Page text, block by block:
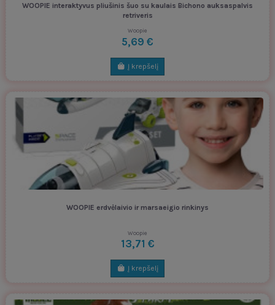
WOOPIE interaktyvus pliušinis šuo su kaulais Bichono auksaspalvis
retriveris
Woopie
5,69 €
Į krepšelį
WOOPIE erdvėlaivio ir marsaeigio rinkinys
Woopie
13,71 €
Į krepšelį